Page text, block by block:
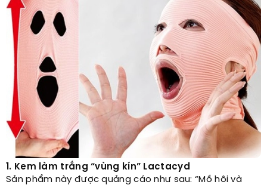
1. Kem làm trắng “vùng kín” Lactacyd
Sản phẩm này được quảng cáo như sau: “Mồ hôi và